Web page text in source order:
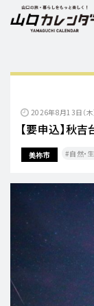
2026年8月13日（木
【要申込】秋
美祢市 自然・